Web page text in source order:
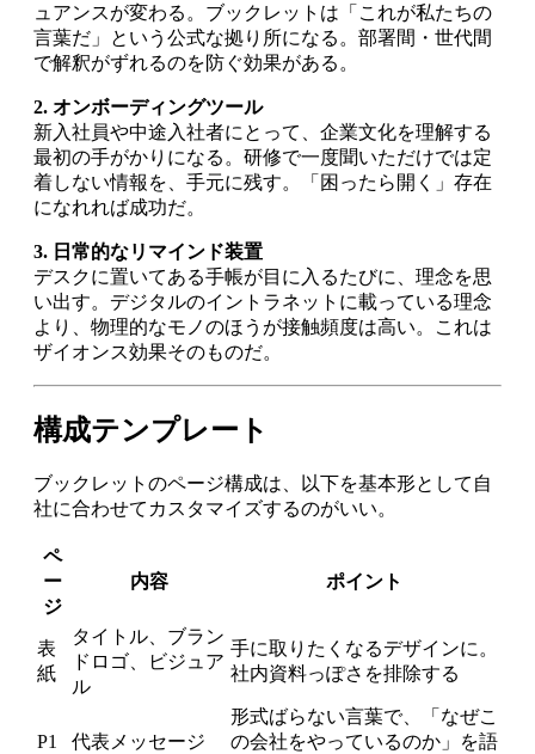
ュアンスが変わる。ブックレットは「これが私たちの
言葉だ」という公式な拠り所になる。部署間・世代間
で解釈がずれるのを防ぐ効果がある。
2. オンボーディングツール
新入社員や中途入社者にとって、企業文化を理解する
最初の手がかりになる。研修で一度聞いただけでは定
着しない情報を、手元に残す。「困ったら開く」存在
になれれば成功だ。
3. 日常的なリマインド装置
デスクに置いてある手帳が目に入るたびに、理念を思
い出す。デジタルのイントラネットに載っている理念
より、物理的なモノのほうが接触頻度は高い。これは
ザイオンス効果そのものだ。
構成テンプレート
ブックレットのページ構成は、以下を基本形として自
社に合わせてカスタマイズするのがいい。
ペ
ー
ジ
内容 ポイント
表
紙
タイトル、ブラン
ドロゴ、ビジュア
ル
手に取りたくなるデザインに。
社内資料っぽさを排除する
P1 代表メッセージ
形式ばらない言葉で、「なぜこ
の会社をやっているのか」を語